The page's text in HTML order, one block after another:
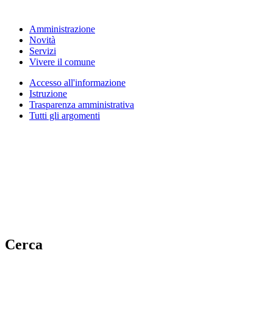
Amministrazione
Novità
Servizi
Vivere il comune
Accesso all'informazione
Istruzione
Trasparenza amministrativa
Tutti gli argomenti
Cerca